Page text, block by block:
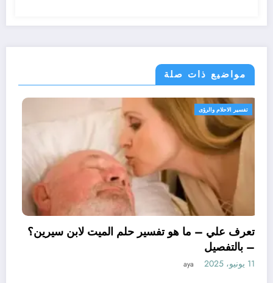
مواضيع ذات صلة
تعرف علي – ما
ابن سيرين لتفسير حلم